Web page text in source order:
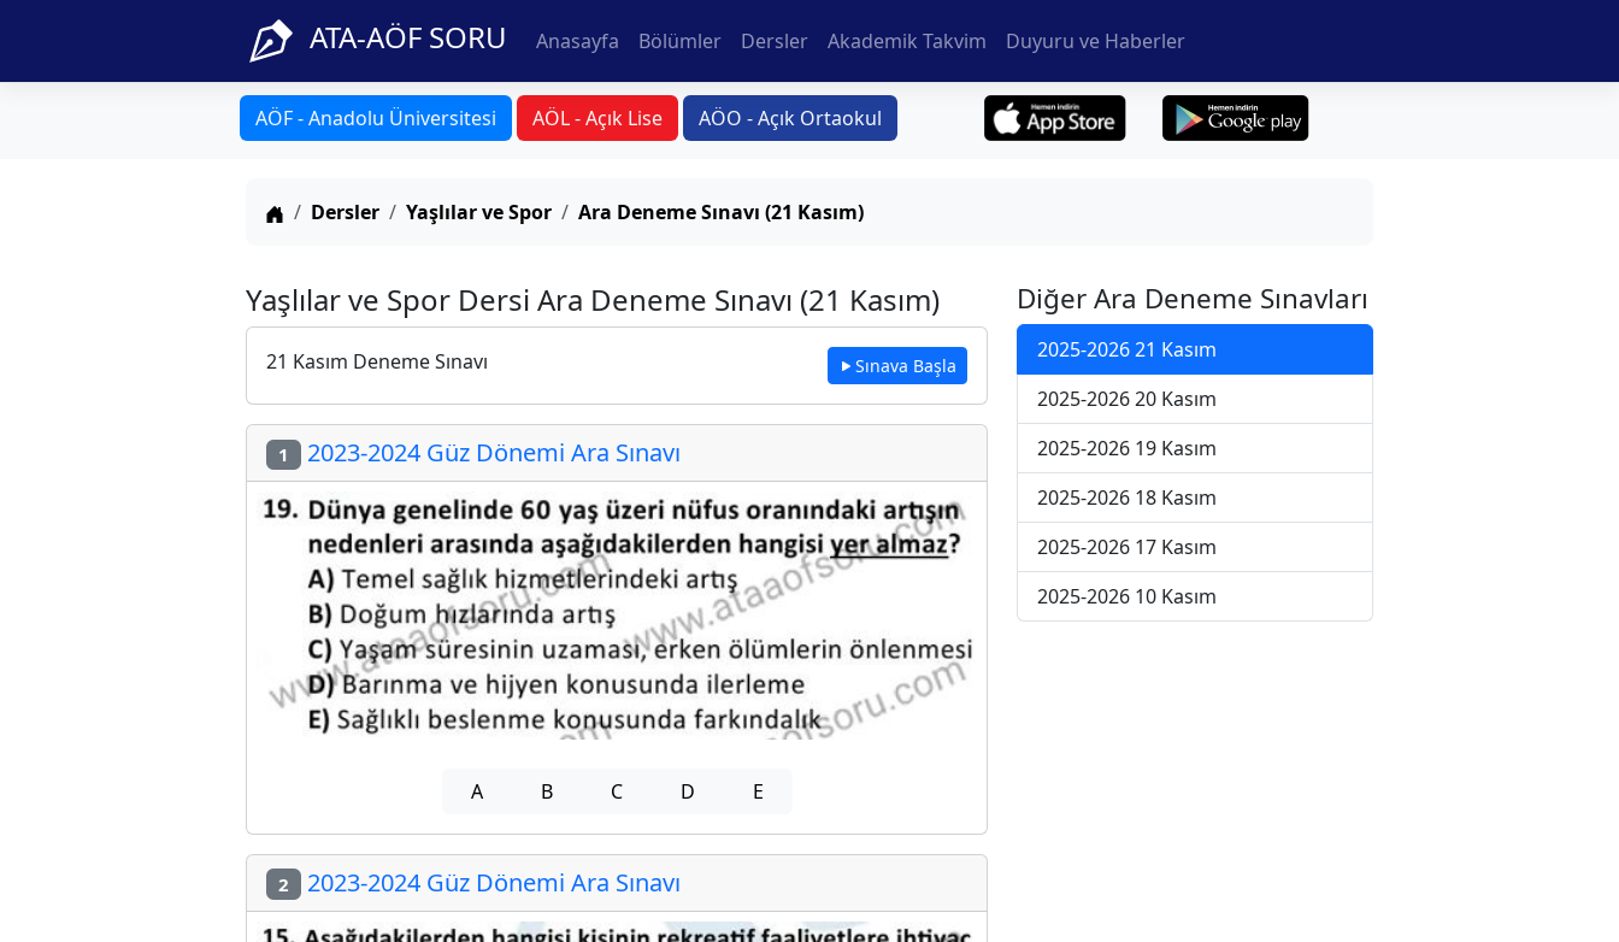
ATA-AÖF SORU Anasayfa Bölümler Dersler Akademik Takvim Duyuru ve Haberler
AÖF - Anadolu Üniversitesi AÖL - Açık Lise AÖO - Açık Ortaokul
Anasayfa
Dersler Yaşlılar ve Spor Ara Deneme Sınavı (21 Kasım)
Yaşlılar ve Spor Dersi Ara Deneme Sınavı (21 Kasım)
21 Kasım Deneme Sınavı Sınava Başla
1 2023-2024 Güz Dönemi Ara Sınavı
A B C D E
2 2023-2024 Güz Dönemi Ara Sınavı
Diğer Ara Deneme Sınavları
2025-2026 21 Kasım
2025-2026 20 Kasım
2025-2026 19 Kasım
2025-2026 18 Kasım
2025-2026 17 Kasım
2025-2026 10 Kasım